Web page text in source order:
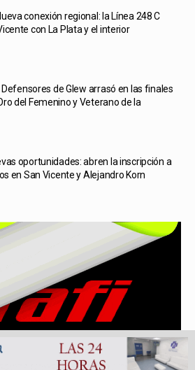
conexión regional: la Línea 248 C
con La Plata y el interior
Defensores de Glew arrasó en las finales
del Femenino y Veterano de la
oportunidades: abren la inscripción a
en San Vicente y Alejandro Korn